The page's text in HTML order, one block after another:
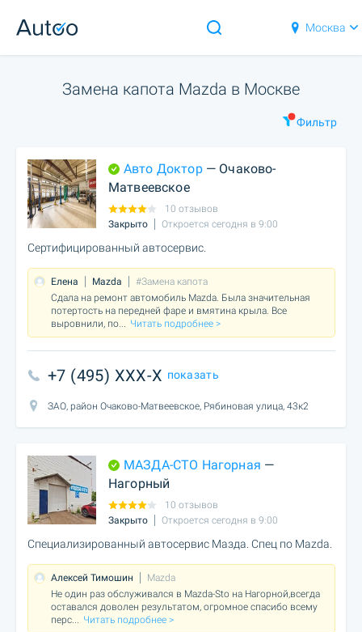
Москва
Замена капота Mazda в Москве
Фильтр
Авто Доктор— Очаково-
Матвеевское
10 отзывов
Закрыто
Откроется сегодня в 9:00
Сертифицированный автосервис.
Елена Mazda
#Замена капота
Сдала на ремонт автомобиль Mazda. Была значительная
потертость на передней фаре и вмятина крыла. Все
выровнили, по... Читать подробнее >
+7 (495) XXX-X показать
ЗАО, район Очаково-Матвеевское, Рябиновая улица, 43к2
МАЗДА-СТО Нагорная —
Нагорный
10 отзывов
Закрыто
Откроется сегодня в 9:00
Специализированный автосервис Мазда. Спец по Mazda.
Алексей Тимошин
Mazda
Не один раз обслуживался в Mazda-Sto на Нагорной,всегда
оставался доволен результатом, огромное спасибо всему
перс... Читать подробнее >